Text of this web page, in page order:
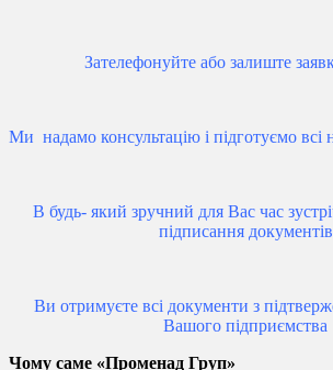
Зателефонуйте або залиште
Ми надамо консультацію і підготуємо всі
В будь- який зручний для Вас час
підписання документів
Ви отримуєте всі документи з
Вашого підприємства
Чому саме «Променад Груп»